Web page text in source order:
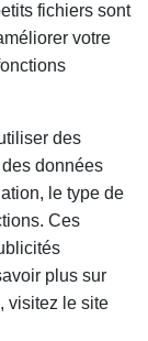
fichiers sont
votre
des
données
le type de
Ces
plus sur
visitez le site